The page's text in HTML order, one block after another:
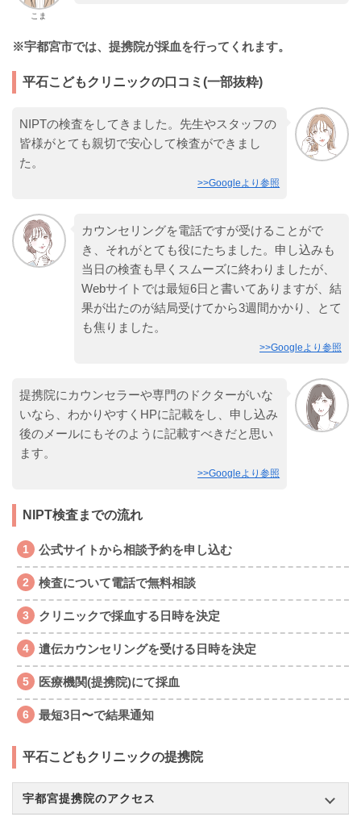
こま
※宇都宮市では、提携院が採血を行ってくれます。
平石こどもクリニックの口コミ(一部抜粋)
NIPTの検査をしてきました。先生やスタッフの
皆様がとても親切で安心して検査ができまし
た。
>>Googleより参照
カウンセリングを電話ですが受けることがで
き、それがとても役にたちました。申し込みも
当日の検査も早くスムーズに終わりましたが、
Webサイトでは最短6日と書いてありますが、結
果が出たのが結局受けてから3週間かかり、とて
も焦りました。
>>Googleより参照
提携院にカウンセラーや専門のドクターがいな
いなら、わかりやすくHPに記載をし、申し込み
後のメールにもそのように記載すべきだと思い
ます。
>>Googleより参照
NIPT検査までの流れ
公式サイトから相談予約を申し込む
検査について電話で無料相談
クリニックで採血する日時を決定
遺伝カウンセリングを受ける日時を決定
医療機関(提携院)にて採血
最短3日〜で結果通知
平石こどもクリニックの提携院
宇都宮提携院のアクセス